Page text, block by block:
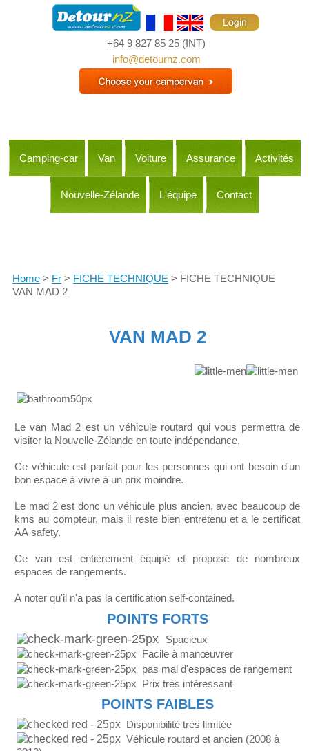
+64 9 827 85 25 (INT)
info@detournz.com
Camping-car Van Voiture Assurance Activités
Nouvelle-Zélande L'équipe Contact
Home > Fr > FICHE TECHNIQUE > FICHE TECHNIQUE
VAN MAD 2
VAN MAD 2
Le van Mad 2 est un véhicule routard qui vous permettra de
visiter la Nouvelle-Zélande en toute indépendance.
Ce véhicule est parfait pour les personnes qui ont besoin d'un
bon espace à vivre à un prix moindre.
Le mad 2 est donc un véhicule plus ancien, avec beaucoup de
kms au compteur, mais il reste bien entretenu et a le certificat
AA safety.
Ce van est entièrement équipé et propose de nombreux
espaces de rangements.
A noter qu'il n'a pas la certification self-contained.
POINTS FORTS
Spacieux
Facile à manœuvrer
pas mal d'espaces de rangement
Prix très intéressant
POINTS FAIBLES
Disponibilité très limitée
Véhicule routard et ancien (2008 à